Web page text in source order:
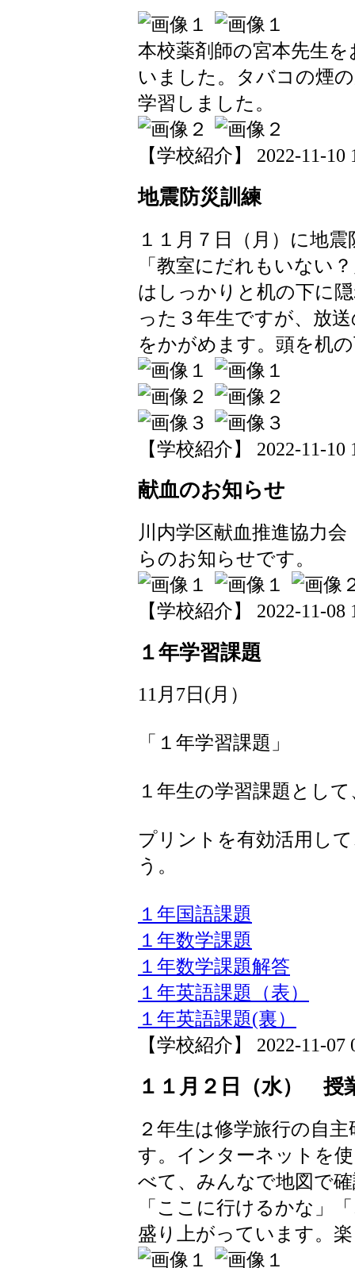
本校薬剤師の宮本先生
いました。タバコの煙
学習しました。
【学校紹介】 2022-11-10
地震防災訓練
１１月７日（月）に地
「教室にだれもいない
はしっかりと机の下に
った３年生ですが、放
をかがめます。頭を机
【学校紹介】 2022-11-10
献血のお知らせ
川内学区献血推進協力
らのお知らせです。
【学校紹介】 2022-11-08
１年学習課題
11月7日(月）
「１年学習課題」
１年生の学習課題とし
プリントを有効活用し
う。
１年国語課題
１年数学課題
１年数学課題解答
１年英語課題（表）
１年英語課題(裏）
【学校紹介】 2022-11-07
１１月２日（水） 授
２年生は修学旅行の自
す。インターネットを
べて、みんなで地図で
「ここに行けるかな」
盛り上がっています。